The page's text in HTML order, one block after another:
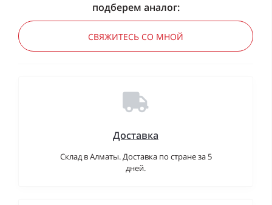
подберем аналог:
СВЯЖИТЕСЬ СО МНОЙ
Доставка
Склад в Алматы. Доставка по стране за 5
дней.